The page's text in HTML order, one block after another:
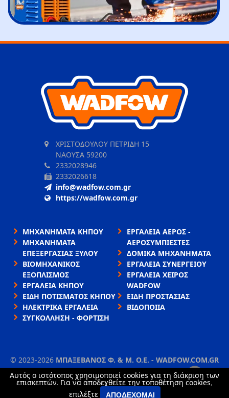
ΧΡΙΣΤΟΔΟΥΛΟΥ ΠΕΤΡΙΔΗ 15
ΝΑΟΥΣΑ 59200
2332028946
2332026618
info@wadfow.com.gr
https://wadfow.com.gr
ΜΗΧΑΝΗΜΑΤΑ ΚΗΠΟΥ
ΜΗΧΑΝΗΜΑΤΑ
ΕΠΕΞΕΡΓΑΣΙΑΣ ΞΥΛΟΥ
ΒΙΟΜΗΧΑΝΙΚΟΣ
ΕΞΟΠΛΙΣΜΟΣ
ΕΡΓΑΛΕΙΑ ΚΗΠΟΥ
ΕΙΔΗ ΠΟΤΙΣΜΑΤΟΣ ΚΗΠΟΥ
ΗΛΕΚΤΡΙΚΑ ΕΡΓΑΛΕΙΑ
ΣΥΓΚΟΛΛΗΣΗ - ΦΟΡΤΙΣΗ
ΕΡΓΑΛΕΙΑ ΑΕΡΟΣ -
ΑΕΡΟΣΥΜΠΙΕΣΤΕΣ
ΔΟΜΙΚΑ ΜΗΧΑΝΗΜΑΤΑ
ΕΡΓΑΛΕΙΑ ΣΥΝΕΡΓΕΙΟΥ
ΕΡΓΑΛΕΙΑ ΧΕΙΡΟΣ
WADFOW
ΕΙΔΗ ΠΡΟΣΤΑΣΙΑΣ
ΒΙΔΟΠΟΙΙΑ
© 2023-2026 ΜΠΑΞΕΒΑΝΟΣ Φ. & Μ. Ο.Ε. - WADFOW.COM.GR
ΌΡΟΙ ΧΡΉΣΗΣ•ΠΟΛΙΤΙΚΉ ΑΠΟΡΡΉΤΟΥ•ΧΡΉΣΗ COOKIES
TORUS website ×
Αυτός ο ιστότοπος χρησιμοποιεί cookies για τη διάκριση των
επισκεπτών. Για να αποδεχθείτε την τοποθέτηση cookies,
επιλέξτε
ΑΠΟΔΈΧΟΜΑΙ